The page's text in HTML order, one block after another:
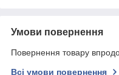
Умови повернення
Повернення товару
Всі умови повернення